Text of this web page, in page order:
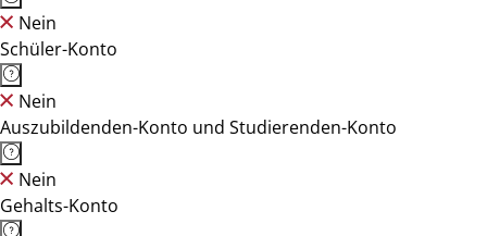
Nein
Schüler-Konto
Nein
Auszubildenden-Konto und Studierenden-Konto
Nein
Gehalts-Konto